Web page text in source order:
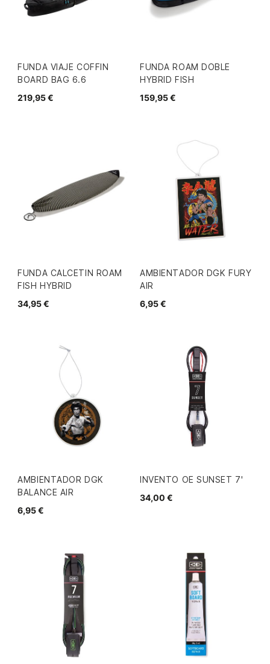
FUNDA VIAJE COFFIN
BOARD BAG 6.6
219,95 €
FUNDA ROAM DOBLE
HYBRID FISH
159,95 €
FUNDA CALCETIN ROAM
FISH HYBRID
34,95 €
AMBIENTADOR DGK FURY
AIR
6,95 €
AMBIENTADOR DGK
BALANCE AIR
6,95 €
INVENTO OE SUNSET 7'
34,00 €